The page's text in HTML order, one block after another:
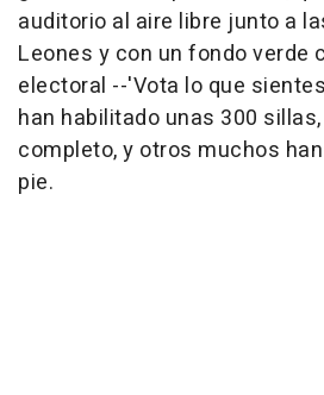
auditorio al aire libre junto a
Leones y con un fondo verde
electoral --'Vota lo que
han habilitado unas 300
completo, y otros muchos
pie.